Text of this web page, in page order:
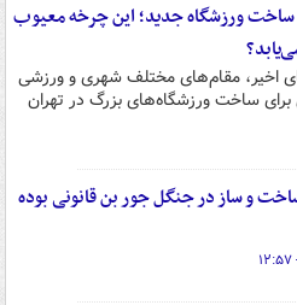
ورزشگاه جدید؛ این چرخه معیوب
اخیر، مقام‌های مختلف شهری و ورزشی
ساخت ورزشگاه‌های بزرگ در تهران
و ساز در جنگل جور بن قانونی بوده